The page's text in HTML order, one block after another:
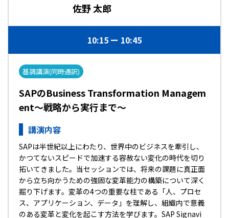
佐野 太郎
10:15 10:45
基調講演(同時通訳)
SAPのBusiness Transformation Managem
ent～戦略から実行まで～
講演内容
SAPは半世紀以上にわたり、世界中のビジネスを牽引し、
かつてないスピードで加速する容赦ない変化の時代を切り
拓いてきました。当セッションでは、将来の課題に真正面
から立ち向かうための強固な変革能力の構築について深く
掘り下げます。変革の4つの重要な柱である「人、プロセ
ス、アプリケーション、データ」を理解し、組織内で意義
のある変革と変化を起こす方法を学びます。SAP Signavi